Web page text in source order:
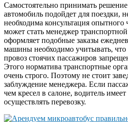
Самостоятельно принимать
автомобиль подойдет для поездки,
необходима консультация
может стать менеджер
оформляет подобные заказы
машины необходимо учитывать, что
провоз стоячих пассажиров
Этого норматива транспортные
очень строго. Поэтому не стоит
заблуждение менеджера. Если
чем кресел в салоне, водитель
осуществлять перевозку.